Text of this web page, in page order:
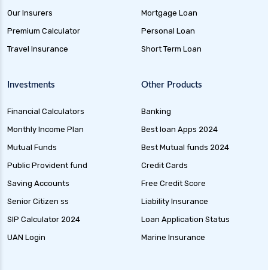
Our Insurers
Premium Calculator
Travel Insurance
Mortgage Loan
Personal Loan
Short Term Loan
Investments
Financial Calculators
Monthly Income Plan
Mutual Funds
Public Provident fund
Saving Accounts
Senior Citizen ss
SIP Calculator 2024
UAN Login
Other Products
Banking
Best loan Apps 2024
Best Mutual funds 2024
Credit Cards
Free Credit Score
Liability Insurance
Loan Application Status
Marine Insurance